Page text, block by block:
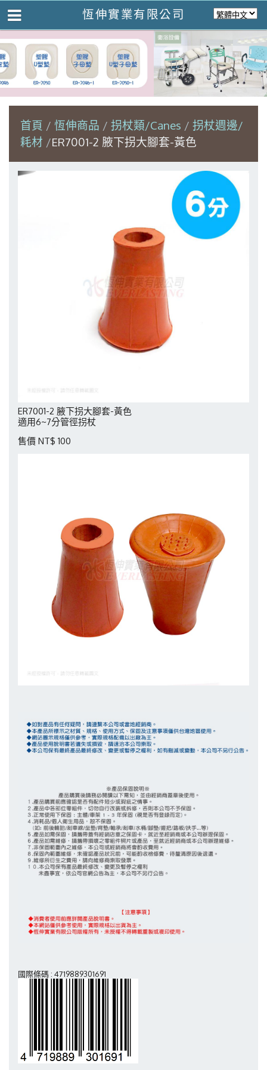
恆伸實業有限公司
首頁 恆伸商品 拐杖類/Canes
拐杖週邊/
耗材
ER7001-2 腋下拐大腳套-黃色
ER7001-2 腋下拐大腳套-黃色
適用6~7分管徑拐杖
售價 NT$ 100
國際條碼 : 4719889301691